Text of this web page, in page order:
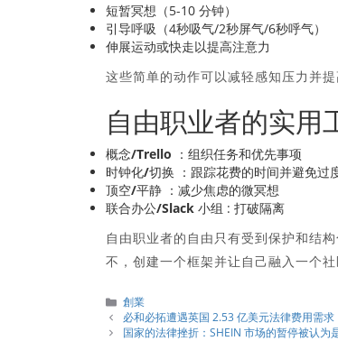
短暂冥想（5-10 分钟）
引导呼吸（4秒吸气/2秒屏气/6秒呼气）
伸展运动或快走以提高注意力
这些简单的动作可以减轻感知压力并提
自由职业者的实用
概念/Trello ：组织任务和优先事项
时钟化/切换 ：跟踪花费的时间并避免过
顶空/平静 ：减少焦虑的微冥想
联合办公/Slack 小组 : 打破隔离
自由职业者的自由只有受到保护和结
不，创建一个框架并让自己融入一个
分
類
創業
必和必拓遭遇英国 2.53 亿美元法律费用需求
国家的法律挫折：SHEIN 市场的暂停被认为